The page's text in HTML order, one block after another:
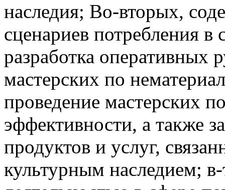
наследия; Во-вторых,
сценариев потребления в
разработка оперативных
мастерских по
проведение мастерских
эффективности, а также
продуктов и услуг,
культурным наследием;